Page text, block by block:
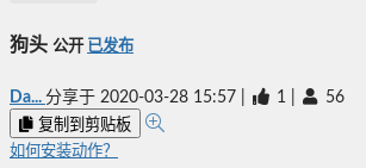
狗头 公开 已发布
Da... 分享于 2020-03-28 15:57 1 56
复制到剪贴板
如何安装动作？